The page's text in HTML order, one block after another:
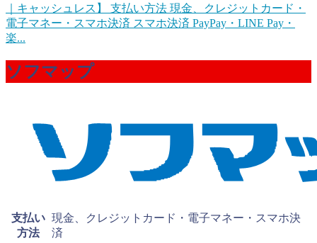
｜キャッシュレス】
支払い方法 現金、クレジットカード・
電子マネー・スマホ決済 スマホ決済 PayPay・LINE Pay・
楽...
ソフマップ
支払い
方法
現金、クレジットカード・電子マネー・スマホ決
済